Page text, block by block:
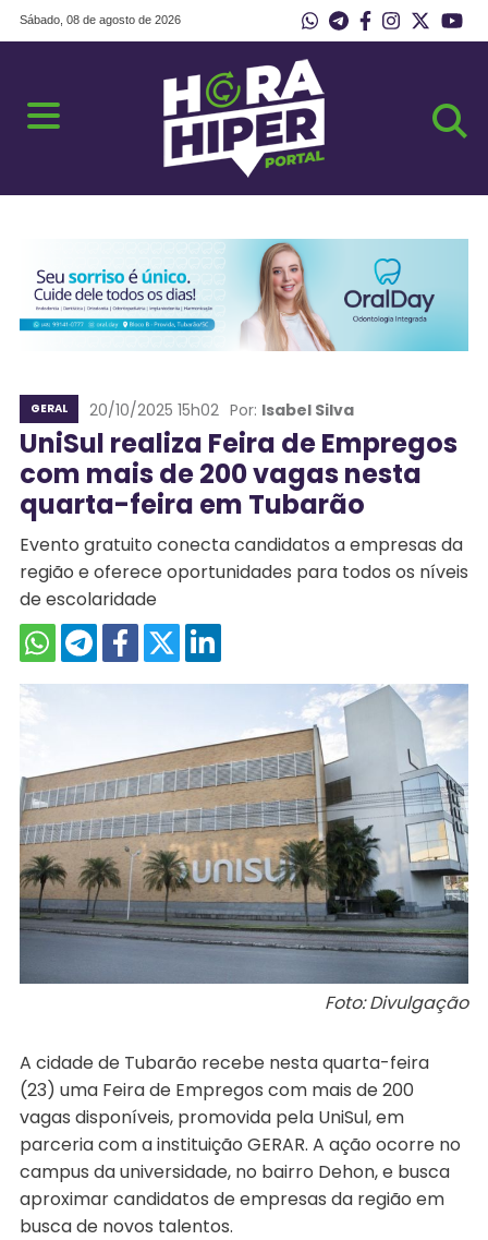
Sábado, 08 de agosto de 2026
GERAL 20/10/2025 15h02 Por: Isabel Silva
UniSul realiza Feira de Empregos
com mais de 200 vagas nesta
quarta-feira em Tubarão
Evento gratuito conecta candidatos a empresas da
região e oferece oportunidades para todos os níveis
de escolaridade
Foto: Divulgação
A cidade de Tubarão recebe nesta quarta-feira
(23) uma Feira de Empregos com mais de 200
vagas disponíveis, promovida pela UniSul, em
parceria com a instituição GERAR. A ação ocorre no
campus da universidade, no bairro Dehon, e busca
aproximar candidatos de empresas da região em
busca de novos talentos.